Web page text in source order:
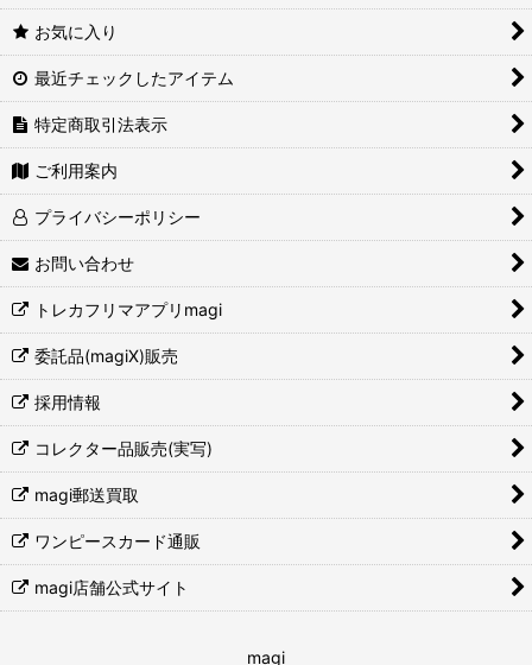
お気に入り
最近チェックしたアイテム
特定商取引法表示
ご利用案内
プライバシーポリシー
お問い合わせ
トレカフリマアプリmagi
委託品(magiX)販売
採用情報
コレクター品販売(実写)
magi郵送買取
ワンピースカード通販
magi店舗公式サイト
magi